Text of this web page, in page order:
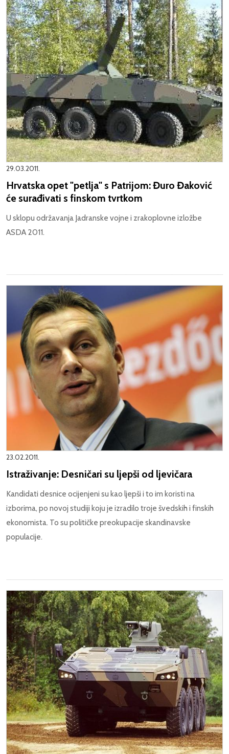
29.03.2011.
Hrvatska opet "petlja" s Patrijom: Đuro Đaković
će surađivati s finskom tvrtkom
U sklopu održavanja Jadranske vojne i zrakoplovne izložbe
ASDA 2011.
23.02.2011.
Istraživanje: Desničari su ljepši od ljevičara
Kandidati desnice ocijenjeni su kao ljepši i to im koristi na
izborima, po novoj studiji koju je izradilo troje švedskih i finskih
ekonomista. To su političke preokupacije skandinavske
populacije.